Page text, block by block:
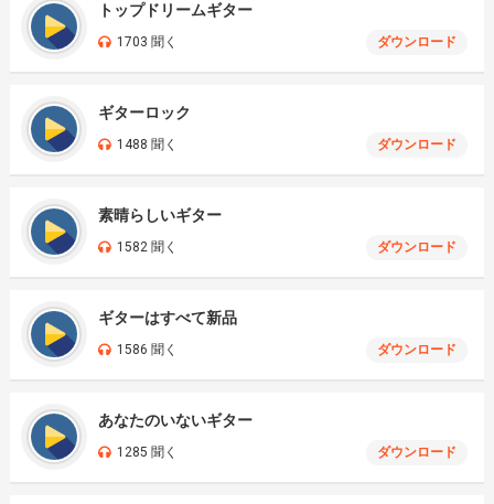
トップドリームギター
1703 聞く ダウンロード
ギターロック
1488 聞く ダウンロード
素晴らしいギター
1582 聞く ダウンロード
ギターはすべて新品
1586 聞く ダウンロード
あなたのいないギター
1285 聞く ダウンロード